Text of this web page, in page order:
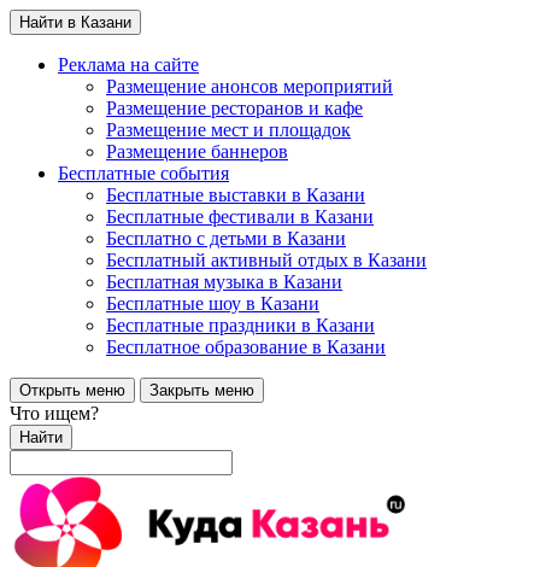
Найти в Казани
Реклама на сайте
Размещение анонсов мероприятий
Размещение ресторанов и кафе
Размещение мест и площадок
Размещение баннеров
Бесплатные события
Бесплатные выставки в Казани
Бесплатные фестивали в Казани
Бесплатно с детьми в Казани
Бесплатный активный отдых в Казани
Бесплатная музыка в Казани
Бесплатные шоу в Казани
Бесплатные праздники в Казани
Бесплатное образование в Казани
Открыть меню Закрыть меню
Что ищем?
Найти